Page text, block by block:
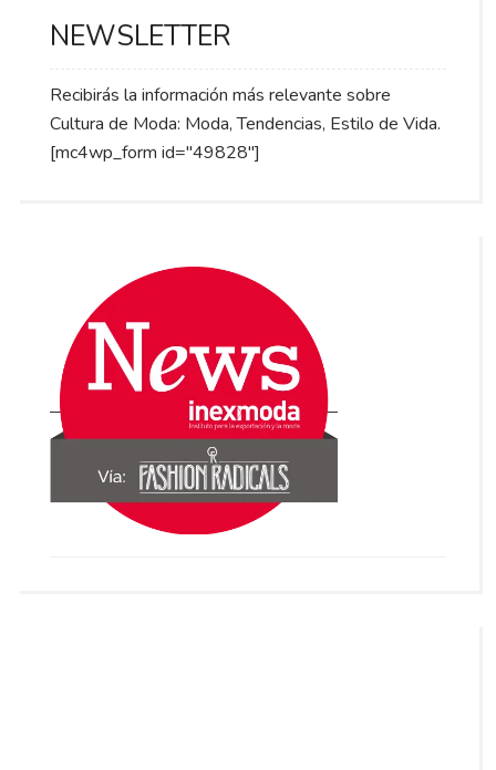
NEWSLETTER
Recibirás la información más relevante sobre
Cultura de Moda: Moda, Tendencias, Estilo de Vida.
[mc4wp_form id="49828"]